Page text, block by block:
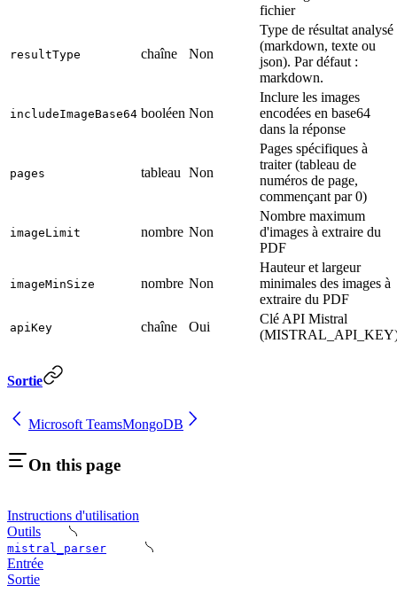
fichier
resultType chaîne Non
Type de résultat analysé
(markdown, texte ou
json). Par défaut :
markdown.
includeImageBase64 booléen Non
Inclure les images
encodées en base64
dans la réponse
pages tableau Non
Pages spécifiques à
traiter (tableau de
numéros de page,
commençant par 0)
imageLimit nombre Non
Nombre maximum
d'images à extraire du
PDF
imageMinSize nombre Non
Hauteur et largeur
minimales des images à
extraire du PDF
apiKey chaîne Oui
Clé API Mistral
Sortie
Microsoft TeamsMongoDB
On this page
Instructions d'utilisation
Outils
mistral_parser
Entrée
Sortie